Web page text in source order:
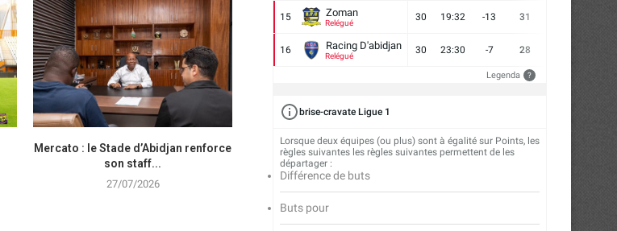
Mercato : le Stade d’Abidjan renforce
son staff...
27/07/2026
FC San Pedro : cap sur la Tunisie...
24/07/2026
ASEC Mimosas et la soif
15 Zoman
Relégué
30 19:32 -13 31
16 Racing D'abidjan
Relégué
30 23:30 -7 28
Legenda ?
brise-cravate Ligue 1
Lorsque deux équipes (ou plus) sont à égalité sur Points, les
règles suivantes les règles suivantes permettent de les
départager :
Différence de buts
Buts pour